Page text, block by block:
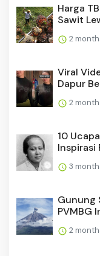
Harga
Sawit
2
Viral
Dapur
2
10
Inspirasi
3
Gunung
PVMBG
2